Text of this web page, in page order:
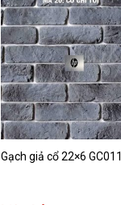
Gạch giả cổ 22×6 GC011